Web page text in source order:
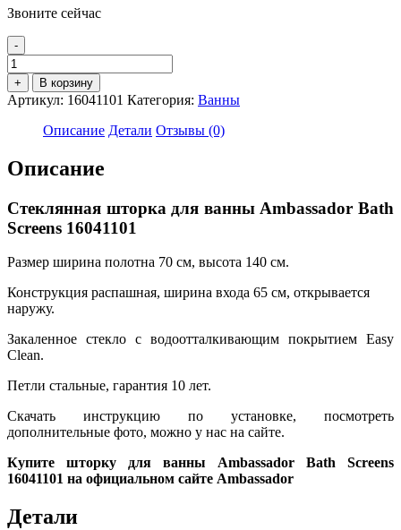
Звоните сейчас
-
Количество
товара
Шторка
для
ванны
Ambassador
Bath
Screens
+ В корзину
Артикул: 16041101 Категория: Ванны
Описание Детали Отзывы (0)
Описание
Стеклянная шторка для ванны Ambassador Bath
Screens 16041101
Размер ширина полотна 70 см, высота 140 см.
Конструкция распашная, ширина входа 65 см, открывается
наружу.
Закаленное стекло с водоотталкивающим покрытием Easy
Clean.
Петли стальные, гарантия 10 лет.
Скачать инструкцию по установке, посмотреть
дополнительные фото, можно у нас на сайте.
Купите шторку для ванны Ambassador Bath Screens
16041101 на официальном сайте Ambassador
Детали